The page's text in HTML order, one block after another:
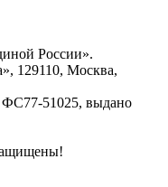
России».
129110, Москва,
51025, выдано